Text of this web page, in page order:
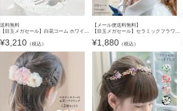
送料無料
【目玉メガセール】白花コーム ホワイトセラミックフラワーヘアコーム キャサリンコテージ TAK
¥3,210 （税込）
【メール便送料無料】
【目玉メガセール】セラミックフラワーとビーズのエレガントヘアコーム キャサリンコテージ YUP12《メール便優先商品》
¥1,880（税込）